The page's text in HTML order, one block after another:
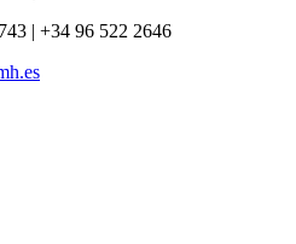
| +34 96 522 2646